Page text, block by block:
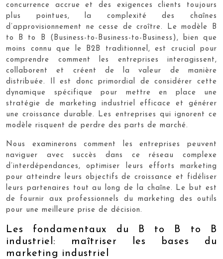
concurrence accrue et des exigences clients toujours
plus pointues, la complexité des chaînes
d’approvisionnement ne cesse de croître. Le modèle B
to B to B (Business-to-Business-to-Business), bien que
moins connu que le B2B traditionnel, est crucial pour
comprendre comment les entreprises interagissent,
collaborent et créent de la valeur de manière
distribuée. Il est donc primordial de considérer cette
dynamique spécifique pour mettre en place une
stratégie de marketing industriel efficace et générer
une croissance durable. Les entreprises qui ignorent ce
modèle risquent de perdre des parts de marché.
Nous examinerons comment les entreprises peuvent
naviguer avec succès dans ce réseau complexe
d’interdépendances, optimiser leurs efforts marketing
pour atteindre leurs objectifs de croissance et fidéliser
leurs partenaires tout au long de la chaîne. Le but est
de fournir aux professionnels du marketing des outils
pour une meilleure prise de décision.
Les fondamentaux du B to B to B
industriel: maîtriser les bases du
marketing industriel